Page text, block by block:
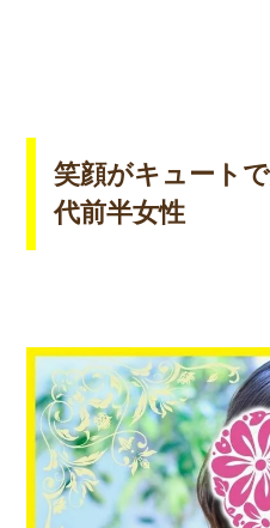
笑顔がキュート
代前半女性